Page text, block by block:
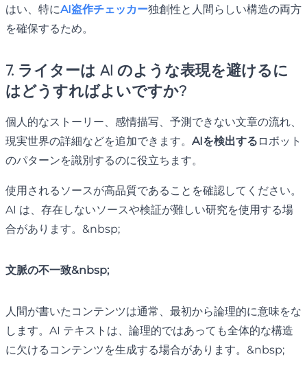
はい、特にAI盗作チェッカー独創性と人間らしい構造の両方
を確保するため。
7. ライターは AI のような表現を避けるに
はどうすればよいですか?
個人的なストーリー、感情描写、予測できない文章の流れ、
現実世界の詳細などを追加できます。 AIを検出する ロボット
のパターンを識別するのに役立ちます。
使用されるソースが高品質であることを確認してください。
AI は、存在しないソースや検証が難しい研究を使用する場
合があります。&nbsp;
文脈の不一致&nbsp;
人間が書いたコンテンツは通常、最初から論理的に意味をな
します。AI テキストは、論理的ではあっても全体的な構造
に欠けるコンテンツを生成する場合があります。&nbsp;